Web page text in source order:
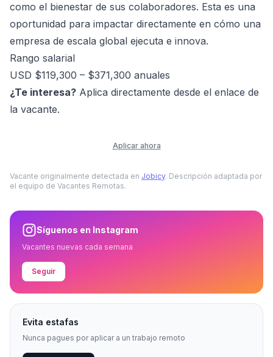
como el bienestar de sus colaboradores. Esta es una
oportunidad para impactar directamente en cómo una
empresa de escala global ejecuta e innova.
Rango salarial
USD $119,300 – $371,300 anuales
¿Te interesa? Aplica directamente desde el enlace de
la vacante.
Aplicar ahora
Vacante originalmente detectada en Jobicy. Descripción adaptada por
el equipo de Vacantes Remotas.
Síguenos en Instagram
Vacantes nuevas cada semana
Seguir
Evita estafas
Nunca pagues por aplicar a un trabajo remoto